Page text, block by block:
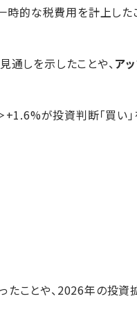
時的な税費用を計上した
しを示したことや、 ア
+1.6%が投資判断「買い
ことや、2026年の投資